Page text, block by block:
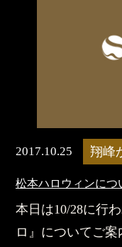
2017.10.25 翔峰
松本ハロウィンにつ
本日は10/28に行
ロ』についてご